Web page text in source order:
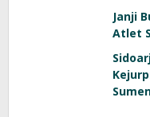
Janji
Atlet